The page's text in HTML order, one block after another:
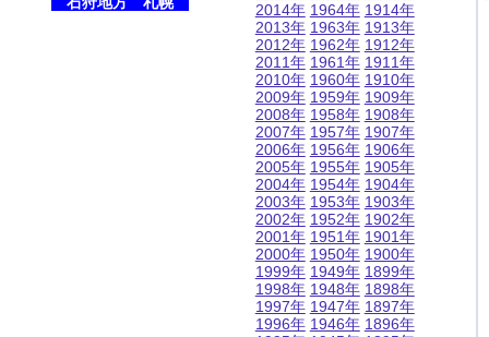
2014年
2013年
2012年
2011年
2010年
2009年
2008年
2007年
2006年
2005年
2004年
2003年
2002年
2001年
2000年
1999年
1998年
1997年
1996年
1964年
1963年
1962年
1961年
1960年
1959年
1958年
1957年
1956年
1955年
1954年
1953年
1952年
1951年
1950年
1949年
1948年
1947年
1946年
1914年
1913年
1912年
1911年
1910年
1909年
1908年
1907年
1906年
1905年
1904年
1903年
1902年
1901年
1900年
1899年
1898年
1897年
1896年